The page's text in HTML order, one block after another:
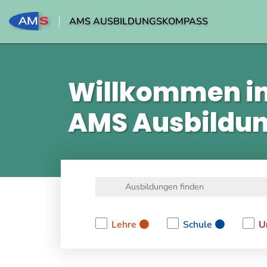
AMS AUSBILDUNGSKOMPASS
Willkommen
AMS
Lehre
Schule